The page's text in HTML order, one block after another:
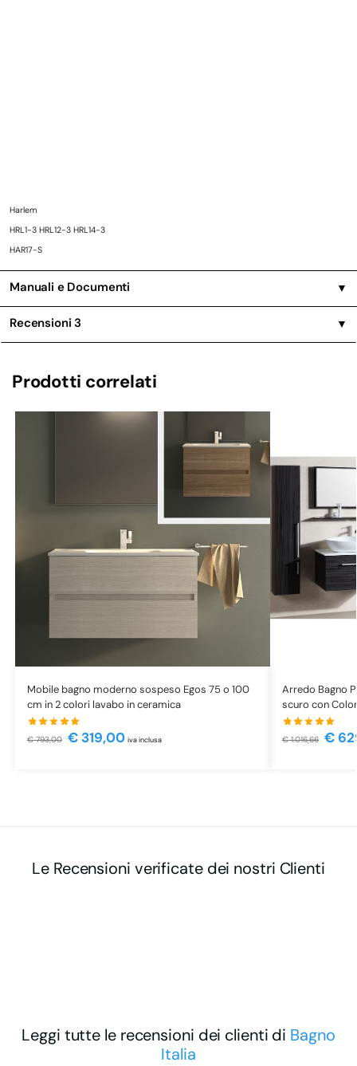
Harlem
HRL1-3 HRL12-3 HRL14-3
HAR17-S
Manuali e Documenti ▼
Recensioni3 ▼
Prodotti correlati
Mobile bagno moderno sospeso Egos 75 o 100
cm in 2 colori lavabo in ceramica
€793,00 €319,00 iva inclusa
Arredo Bagno
scuro con
€1.016,66 €
Le Recensioni verificate dei nostri Clienti
Leggi tutte le recensioni dei clienti di Bagno
Italia